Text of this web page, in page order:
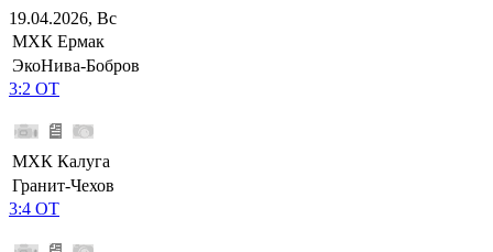
19.04.2026, Вс
МХК Ермак
ЭкоНива-Бобров
3:2 ОТ
МХК Калуга
Гранит-Чехов
3:4 ОТ